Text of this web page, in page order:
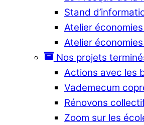
Stand
Atelier économies
Atelier économies
Nos projets
Actions avec les
Vademecum
Rénovons
Zoom sur les